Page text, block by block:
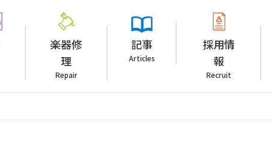
楽器修
理
Repair
記事
Articles
採用情
報
Recruit